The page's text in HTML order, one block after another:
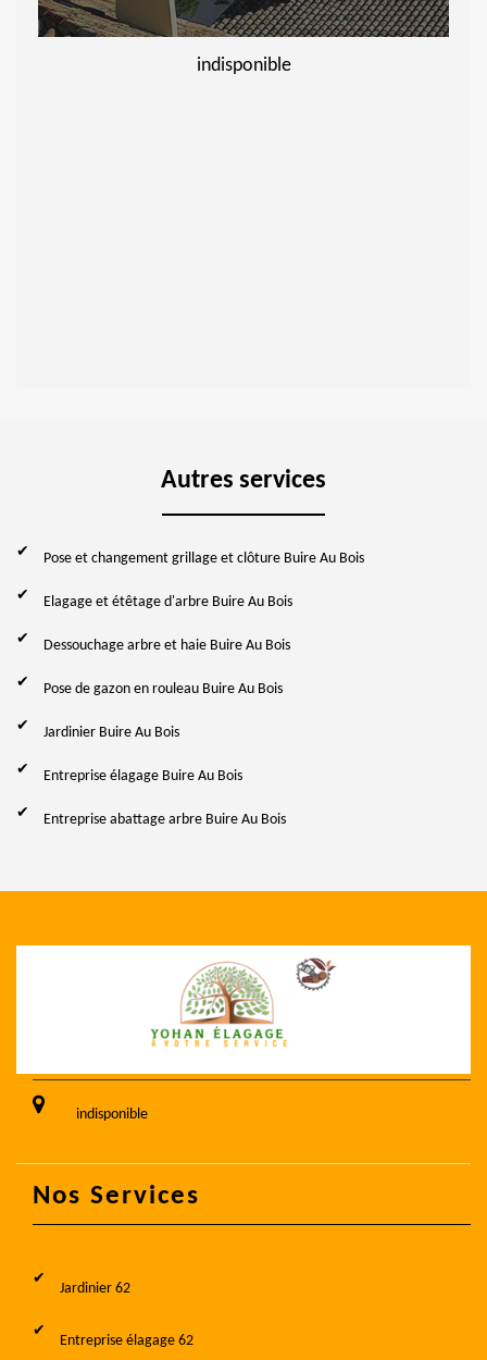
indisponible
Autres services
Pose et changement grillage et clôture Buire Au Bois
Elagage et étêtage d'arbre Buire Au Bois
Dessouchage arbre et haie Buire Au Bois
Pose de gazon en rouleau Buire Au Bois
Jardinier Buire Au Bois
Entreprise élagage Buire Au Bois
Entreprise abattage arbre Buire Au Bois
indisponible
Nos Services
Jardinier 62
Entreprise élagage 62